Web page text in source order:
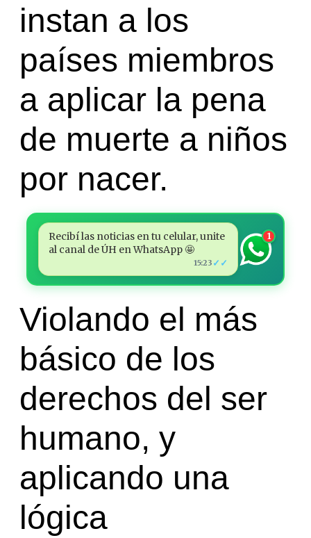
instan a los
países miembros
a aplicar la pena
de muerte a niños
por nacer.
Recibí las noticias en tu celular, unite
al canal de ÚH en WhatsApp 🤩
15:23 ✓✓
1
Violando el más
básico de los
derechos del ser
humano, y
aplicando una
lógica